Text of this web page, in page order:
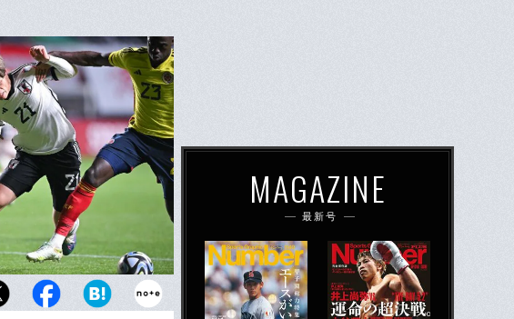
なか決まらない上田綺世だ
MAGAZINE
最新号